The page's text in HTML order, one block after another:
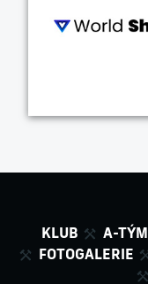
KLUB A-TÝM
FOTOGALERIE